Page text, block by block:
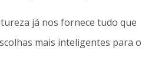
já nos fornece tudo que
mais inteligentes para o